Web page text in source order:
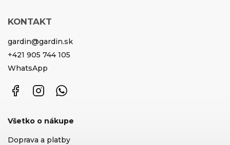
KONTAKT
gardin@gardin.sk
+421 905 744 105
WhatsApp
FacebookInstagram
Všetko o nákupe
Doprava a platby